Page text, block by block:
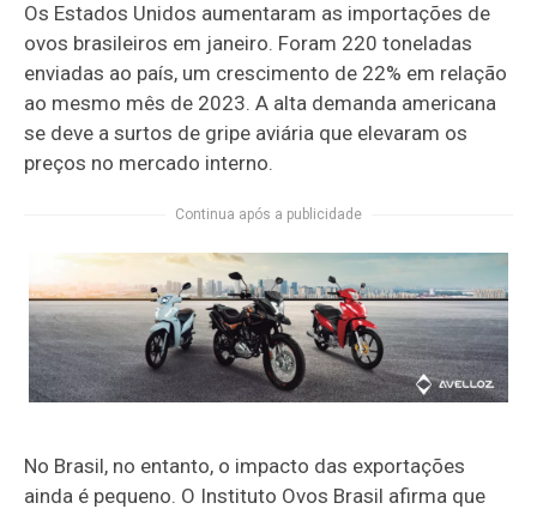
Os Estados Unidos aumentaram as importações de
ovos brasileiros em janeiro. Foram 220 toneladas
enviadas ao país, um crescimento de 22% em relação
ao mesmo mês de 2023. A alta demanda americana
se deve a surtos de gripe aviária que elevaram os
preços no mercado interno.
Continua após a publicidade
No Brasil, no entanto, o impacto das exportações
ainda é pequeno. O Instituto Ovos Brasil afirma que